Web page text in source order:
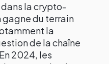
la crypto-
du terrain
la
de la chaîne
2024, les